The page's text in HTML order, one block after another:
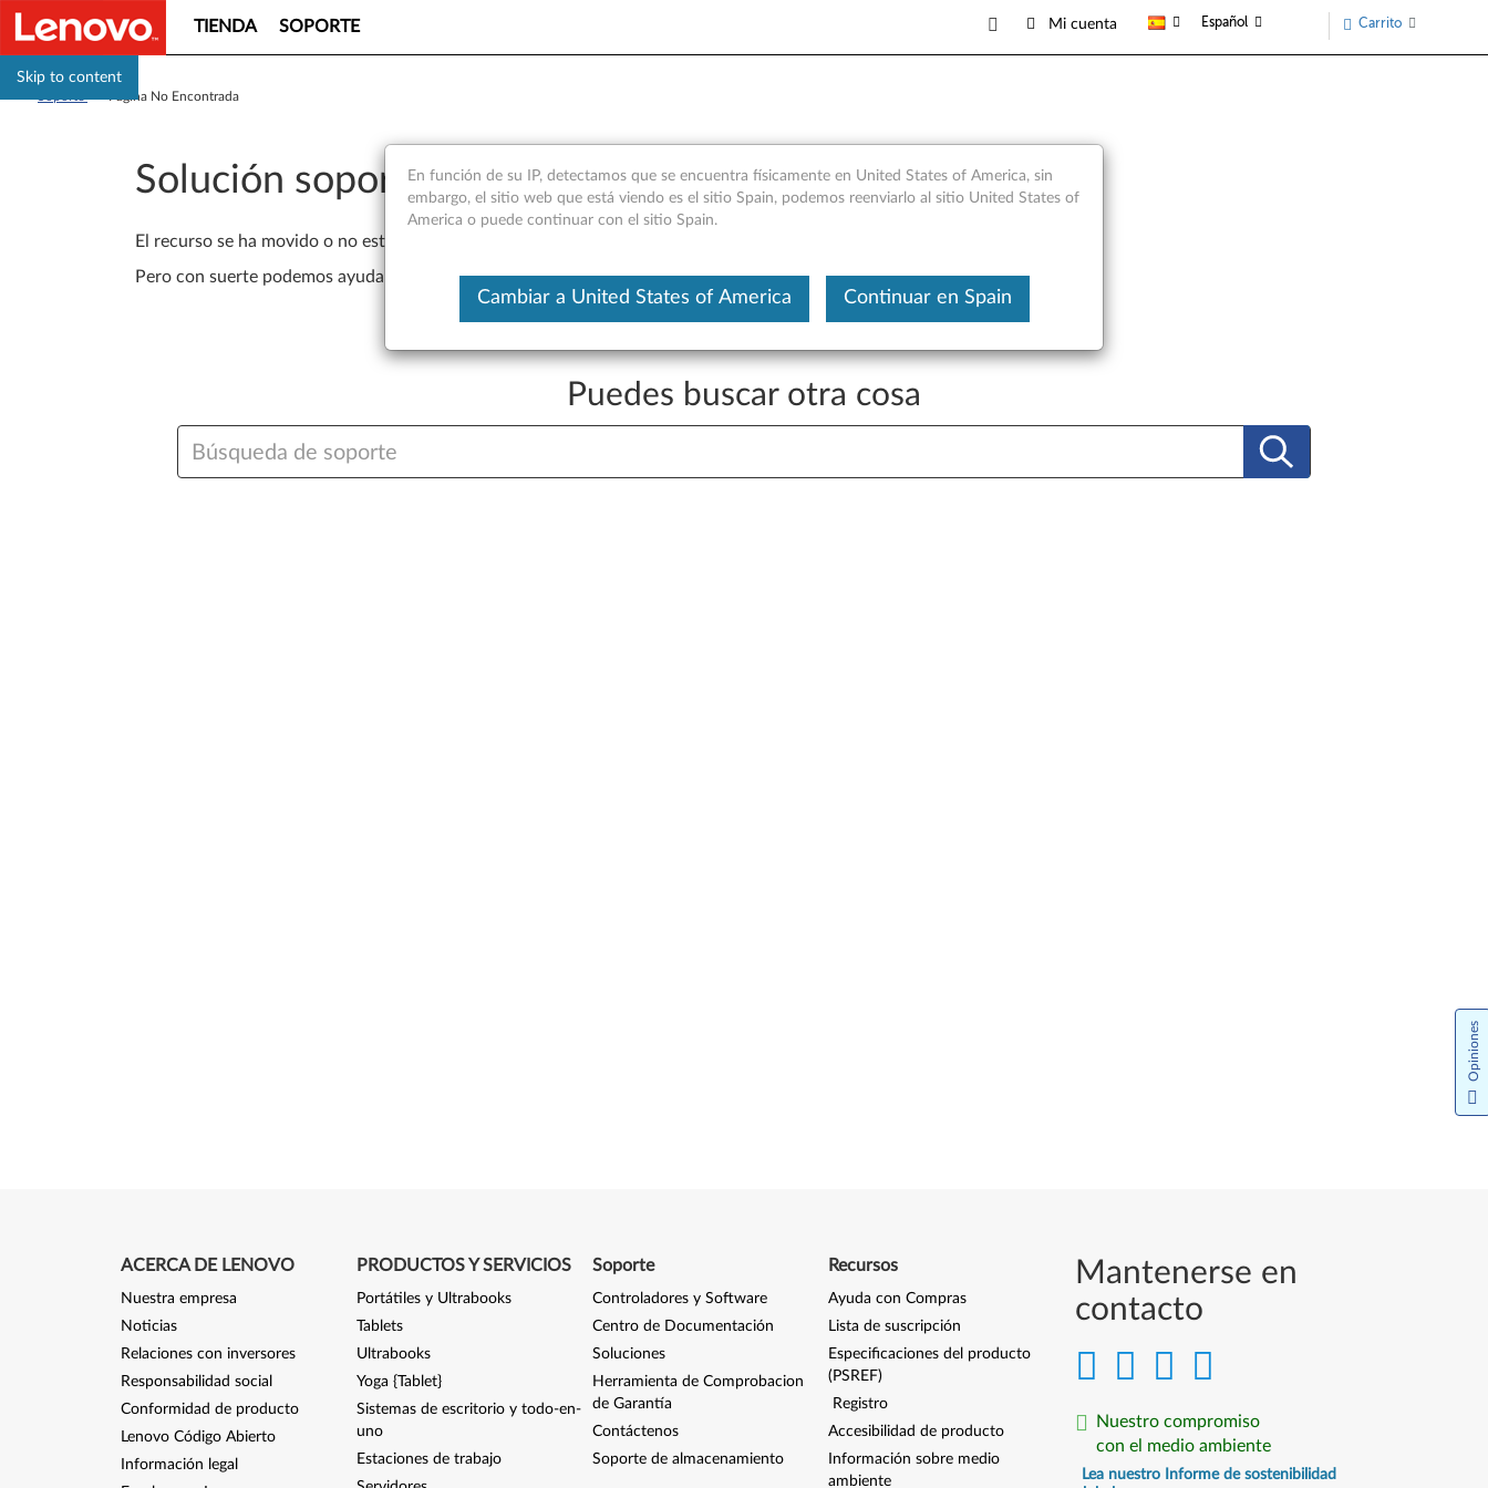
Skip to content
TIENDA SOPORTE Mi cuenta Español Carrito
Página No Encontrada
Solución soporte Lenovo
El recurso se ha movido o no está disponible en este momento.
Pero con suerte podemos ayudarlo a encontrar lo que está buscando.
Puedes buscar otra cosa
Mantenerse en
contacto
Nuestro compromiso
con el medio ambiente
Lea nuestro Informe de sostenibilidad
En función de su IP, detectamos que se encuentra físicamente en United States of America, sin
embargo, el sitio web que está viendo es el sitio Spain, podemos reenviarlo al sitio United States of
America o puede continuar con el sitio Spain.
Cambiar a United States of America Continuar en Spain
ACERCA DE LENOVO
Nuestra empresa
Noticias
Relaciones con inversores
Responsabilidad social
Conformidad de producto
Lenovo Código Abierto
Información legal
PRODUCTOS Y SERVICIOS
Portátiles y Ultrabooks
Tablets
Ultrabooks
Yoga {Tablet}
Sistemas de escritorio y todo-en-
uno
Estaciones de trabajo
Soporte
Controladores y Software
Centro de Documentación
Soluciones
Herramienta de Comprobacion
de Garantía
Contáctenos
Soporte de almacenamiento
Recursos
Ayuda con Compras
Lista de suscripción
Especificaciones del producto
(PSREF)
Registro
Accesibilidad de producto
Información sobre medio
ambiente
Opiniones